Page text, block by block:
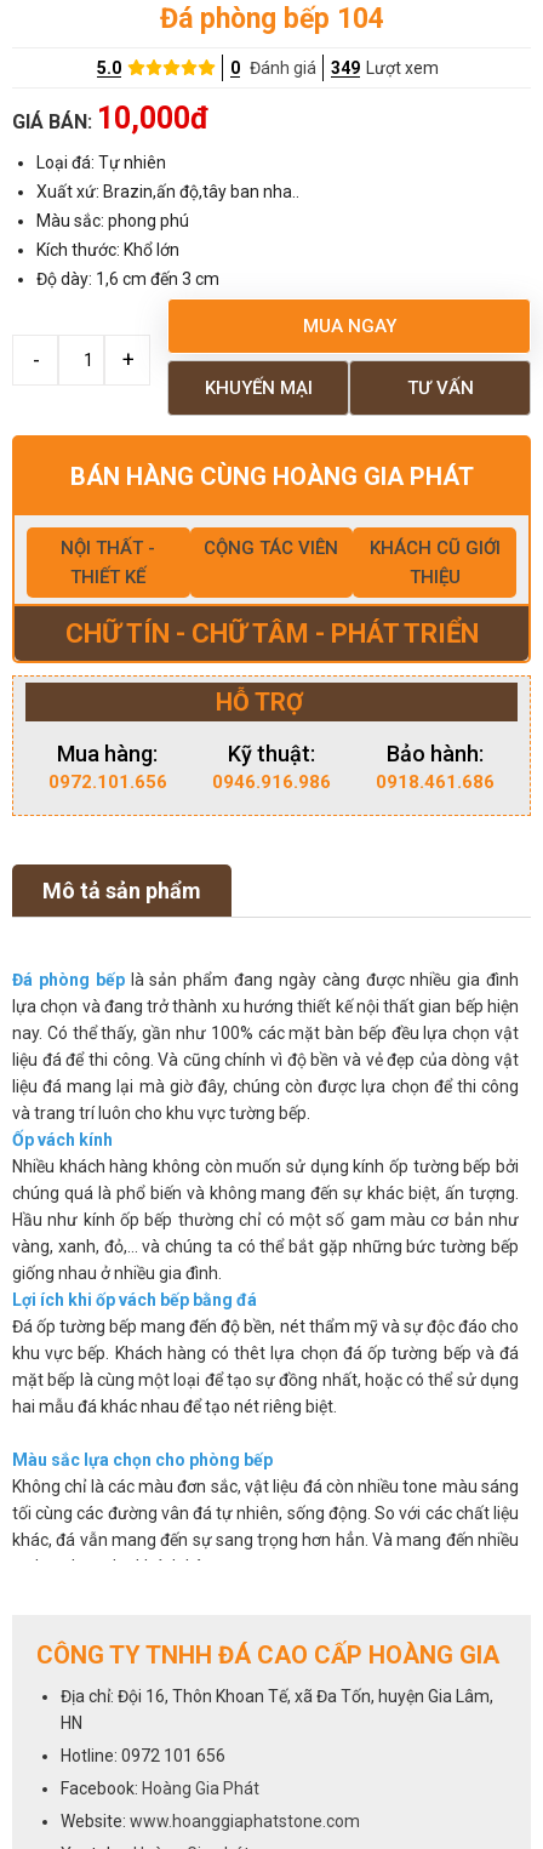
Đá phòng bếp 104
5.0 0 Đánh giá 349 Lượt xem
GIÁ BÁN: 10,000đ
Loại đá: Tự nhiên
Xuất xứ: Brazin,ấn độ,tây ban nha..
Màu sắc: phong phú
Kích thước: Khổ lớn
Độ dày: 1,6 cm đến 3 cm
MUA NGAY
TƯ VẤN
KHUYẾN MẠI
BÁN HÀNG CÙNG HOÀNG GIA PHÁT
NỘI THẤT -
THIẾT KẾ
CỘNG TÁC VIÊN
KHÁCH CŨ GIỚI
THIỆU
CHỮ TÍN - CHỮ TÂM - PHÁT TRIỂN
HỖ TRỢ
Mua hàng:
0972.101.656
Kỹ thuật:
0946.916.986
Bảo hành:
0918.461.686
Mô tả sản phẩm
Đá phòng bếplà sản phẩm đang ngày càng được nhiều gia đình
lựa chọn và đang trở thành xu hướng thiết kế nội thất gian bếp hiện
nay. Có thể thấy, gần như 100% các mặt bàn bếp đều lựa chọn vật
liệu đá để thi công. Và cũng chính vì độ bền và vẻ đẹp của dòng vật
liệu đá mang lại mà giờ đây, chúng còn được lựa chọn để thi công
và trang trí luôn cho khu vực tường bếp.
Ốp vách kính
Nhiều khách hàng không còn muốn sử dụng kính ốp tường bếp bởi
chúng quá là phổ biến và không mang đến sự khác biệt, ấn tượng.
Hầu như kính ốp bếp thường chỉ có một số gam màu cơ bản như
vàng, xanh, đỏ,… và chúng ta có thể bắt gặp những bức tường bếp
giống nhau ở nhiều gia đình.
Lợi ích khi ốp vách bếp bằng đá
Đá ốp tường bếp mang đến độ bền, nét thẩm mỹ và sự độc đáo cho
khu vực bếp. Khách hàng có thêt lựa chọn đá ốp tường bếp và đá
mặt bếp là cùng một loại để tạo sự đồng nhất, hoặc có thể sử dụng
hai mẫu đá khác nhau để tạo nét riêng biệt.
Màu sắc lựa chọn cho phòng bếp
Không chỉ là các màu đơn sắc, vật liệu đá còn nhiều tone màu sáng
tối cùng các đường vân đá tự nhiên, sống động. So với các chất liệu
khác, đá vẫn mang đến sự sang trọng hơn hẳn. Và mang đến nhiều
sự lựa chọn cho khách hàng.
giúp bạn sẽ dễ dàng vệ sinh và luôn mang lại sự sạch sẽ.
bếp. Chúng khắc phục được những hạn chế về mẫu mã, màu sắc lại
vừa mang đến vẻ sang trọng và độ bền cho sản phẩm.
Cách lựa chọn đá cho phòng bếp
tất cả các dòng đá sử dụng để ốp mặt bếp đều có thể dùng cho vị trí
CÔNG TY TNHH ĐÁ CAO CẤP HOÀNG GIA
Địa chỉ: Đội 16, Thôn Khoan Tế, xã Đa Tốn, huyện Gia Lâm,
HN
Hotline: 0972 101 656
Facebook: Hoàng Gia Phát
Website: www.hoanggiaphatstone.com